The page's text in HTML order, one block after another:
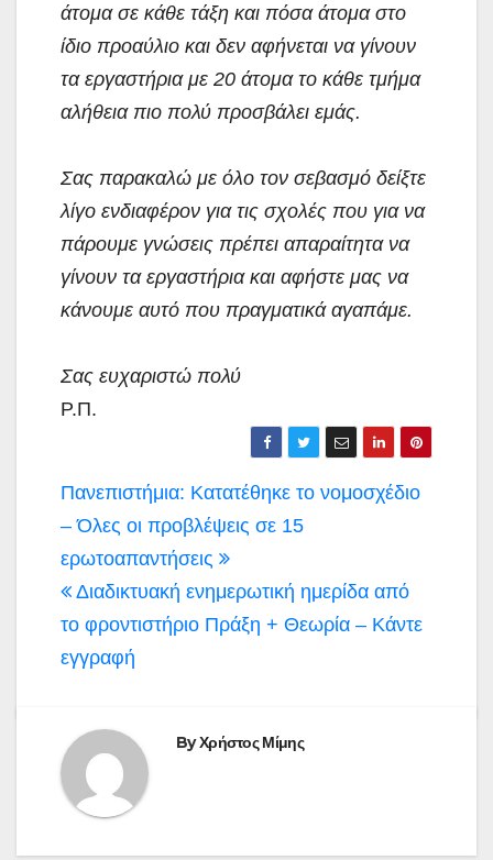
άτομα σε κάθε τάξη και πόσα άτομα στο
ίδιο προαύλιο και δεν αφήνεται να γίνουν
τα εργαστήρια με 20 άτομα το κάθε τμήμα
αλήθεια πιο πολύ προσβάλει εμάς.
Σας παρακαλώ με όλο τον σεβασμό δείξτε
λίγο ενδιαφέρον για τις σχολές που για να
πάρουμε γνώσεις πρέπει απαραίτητα να
γίνουν τα εργαστήρια και αφήστε μας να
κάνουμε αυτό που πραγματικά αγαπάμε.
Σας ευχαριστώ πολύ
Ρ.Π.
Πλοήγηση
άρθρων
Πανεπιστήμια: Kατατέθηκε το νομοσχέδιο
– Όλες οι προβλέψεις σε 15
ερωτοαπαντήσεις
Διαδικτυακή ενημερωτική ημερίδα από
το φροντιστήριο Πράξη + Θεωρία – Κάντε
εγγραφή
ByΧρήστος Μίμης